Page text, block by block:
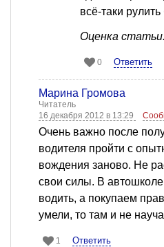
всё-таки
Оценка
0 Ответить
Марина Громова
Читатель
16 декабря 2012 в 13:29
Очень важно после
водителя пройти с
вождения заново. Не
свои силы. В
водить, а покупаем
умели, то там и не
1 Ответить